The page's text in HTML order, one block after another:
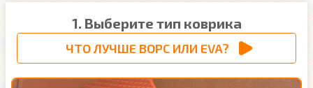
1. Выберите тип коврика
ЧТО ЛУЧШЕ ВОРС ИЛИ EVA?